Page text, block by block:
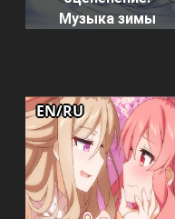
Музыка зимы
EN/RU